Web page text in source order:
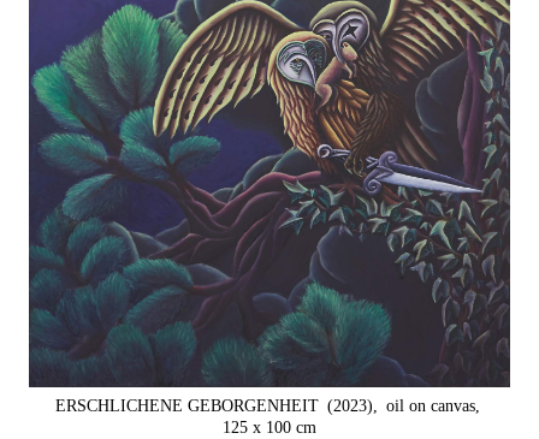
ERSCHLICHENE GEBORGENHEIT (2023),
oil on canvas,
125 x 100 cm